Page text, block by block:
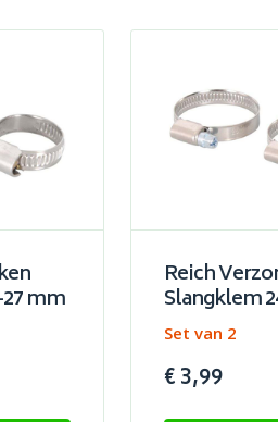
mm
Reich
Slangklem
Set van 2
€ 3,99